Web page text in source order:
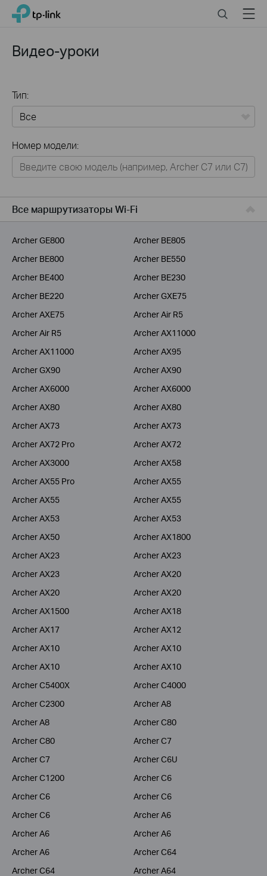
Click
navigation
TP-Link, Reliably Smart SearchMenu
Видео-уроки
Тип:
Для дома
Умный дом
Для операторов связи
Номер модели:
Все маршрутизаторы Wi-Fi
Archer GE800
Archer BE805
Archer BE800
Archer BE550
Archer BE400
Archer BE230
Archer BE220
Archer GXE75
Archer AXE75
Archer Air R5
Archer Air R5
Archer AX11000
Archer AX11000
Archer AX95
Archer GX90
Archer AX90
Archer AX6000
Archer AX6000
Archer AX80
Archer AX80
Archer AX73
Archer AX73
Archer AX72 Pro
Archer AX72
Archer AX3000
Archer AX58
Archer AX55 Pro
Archer AX55
Archer AX55
Archer AX55
Archer AX53
Archer AX53
Archer AX50
Archer AX1800
Archer AX23
Archer AX23
Archer AX23
Archer AX20
Archer AX20
Archer AX20
Archer AX1500
Archer AX18
Archer AX17
Archer AX12
Archer AX10
Archer AX10
Archer AX10
Archer AX10
Archer C5400X
Archer C4000
Archer C2300
Archer A8
Archer A8
Archer C80
Archer C80
Archer C7
Archer C7
Archer C6U
Archer C1200
Archer C6
Archer C6
Archer C6
Archer C6
Archer A6
Archer A6
Archer A6
Archer A6
Archer C64
Archer C64
Archer A64